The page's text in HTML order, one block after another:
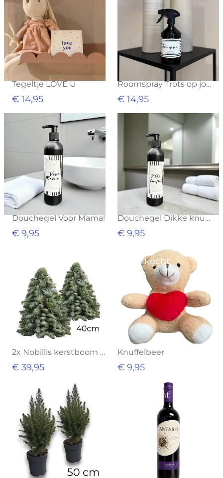
Tegeltje LOVE U
€ 14,95
Roomspray Trots op jou!
€ 14,95
Douchegel Voor Mama!
€ 9,95
Douchegel Dikke knuffel!
€ 9,95
2x Nobillis kerstboom 40CM
€ 39,95
Uitverkocht
Knuffelbeer
€ 9,95
Uitverkocht Uitverkocht